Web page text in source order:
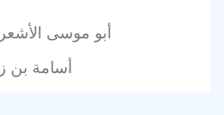
34 – أبو موسى
20 – أسامة